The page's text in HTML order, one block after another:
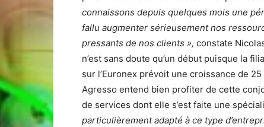
connaissons depuis quelques mois une
fallu augmenter sérieusement nos
pressants de nos clients », constate
n’est sans doute qu’un début puisque la
sur l’Euronex prévoit une croissance de
Agresso entend bien profiter de cette
de services dont elle s’est faite une
particulièrement adapté à ce type